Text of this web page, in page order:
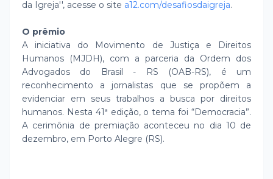
da Igreja'', acesse o site a12.com/desafiosdaigreja.
O prêmio
A iniciativa do Movimento de Justiça e Direitos
Humanos (MJDH), com a parceria da Ordem dos
Advogados do Brasil - RS (OAB-RS), é um
reconhecimento a jornalistas que se propõem a
evidenciar em seus trabalhos a busca por direitos
humanos. Nesta 41ª edição, o tema foi “Democracia”.
A cerimônia de premiação aconteceu no dia 10 de
dezembro, em Porto Alegre (RS).